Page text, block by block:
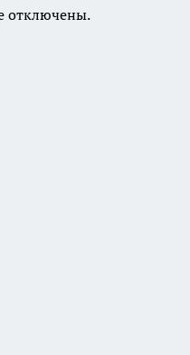
отключены.